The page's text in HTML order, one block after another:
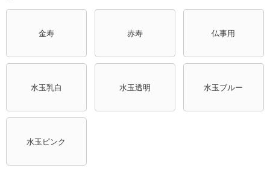
金寿 赤寿 仏事用
水玉乳白 水玉透明 水玉ブルー
水玉ピンク